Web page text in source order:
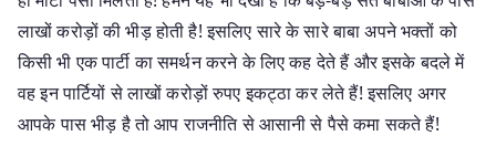
लाखों करोड़ों की भीड़ होती है! इसलिए सारे के सारे बाबा अपने भक्तों को
किसी भी एक पार्टी का समर्थन करने के लिए कह देते हैं और इसके बदले में
वह इन पार्टियों से लाखों करोड़ों रुपए इकट्ठा कर लेते हैं! इसलिए अगर
आपके पास भीड़ है तो आप राजनीति से आसानी से पैसे कमा सकते हैं!